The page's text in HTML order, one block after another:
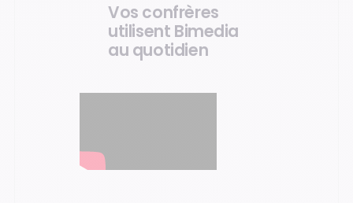
Vos confrères
utilisent Bimedia
au quotidien